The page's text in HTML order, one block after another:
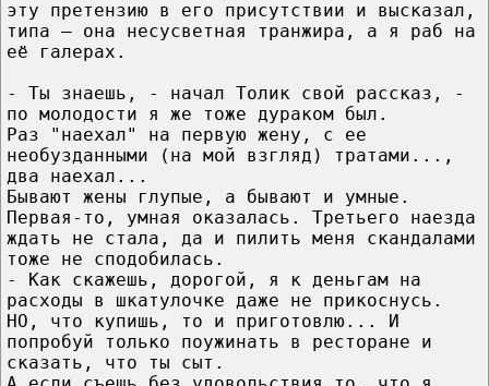
эту претензию в его присутствии и высказал,
типа – она несусветная транжира, а я раб на
её галерах.
- Ты знаешь, - начал Толик свой рассказ, -
по молодости я же тоже дураком был.
Раз "наехал" на первую жену, с ее
необузданными (на мой взгляд) тратами...,
два наехал...
Бывают жены глупые, а бывают и умные.
Первая-то, умная оказалась. Третьего наезда
ждать не стала, да и пилить меня скандалами
тоже не сподобилась.
- Как скажешь, дорогой, я к деньгам на
расходы в шкатулочке даже не прикоснусь.
НО, что купишь, то и приготовлю... И
попробуй только поужинать в ресторане и
сказать, что ты сыт.